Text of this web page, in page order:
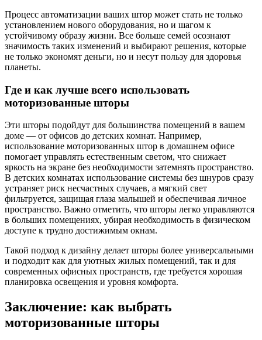
Процесс автоматизации ваших штор может стать не только
установлением нового оборудования, но и шагом к
устойчивому образу жизни. Все больше семей осознают
значимость таких изменений и выбирают решения, которые
не только экономят деньги, но и несут пользу для здоровья
планеты.
Где и как лучше всего использовать
моторизованные шторы
Эти шторы подойдут для большинства помещений в вашем
доме — от офисов до детских комнат. Например,
использование моторизованных штор в домашнем офисе
помогает управлять естественным светом, что снижает
яркость на экране без необходимости затемнять пространство.
В детских комнатах использование системы без шнуров сразу
устраняет риск несчастных случаев, а мягкий свет
фильтруется, защищая глаза малышей и обеспечивая личное
пространство. Важно отметить, что шторы легко управляются
в больших помещениях, убирая необходимость в физическом
доступе к трудно достижимым окнам.
Такой подход к дизайну делает шторы более универсальными
и подходит как для уютных жилых помещений, так и для
современных офисных пространств, где требуется хорошая
планировка освещения и уровня комфорта.
Заключение: как выбрать
моторизованные шторы